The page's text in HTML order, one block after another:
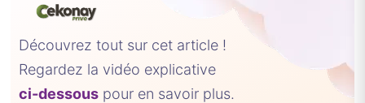
Découvrez tout sur cet article !
Regardez la vidéo explicative
ci-dessous pour en savoir plus.